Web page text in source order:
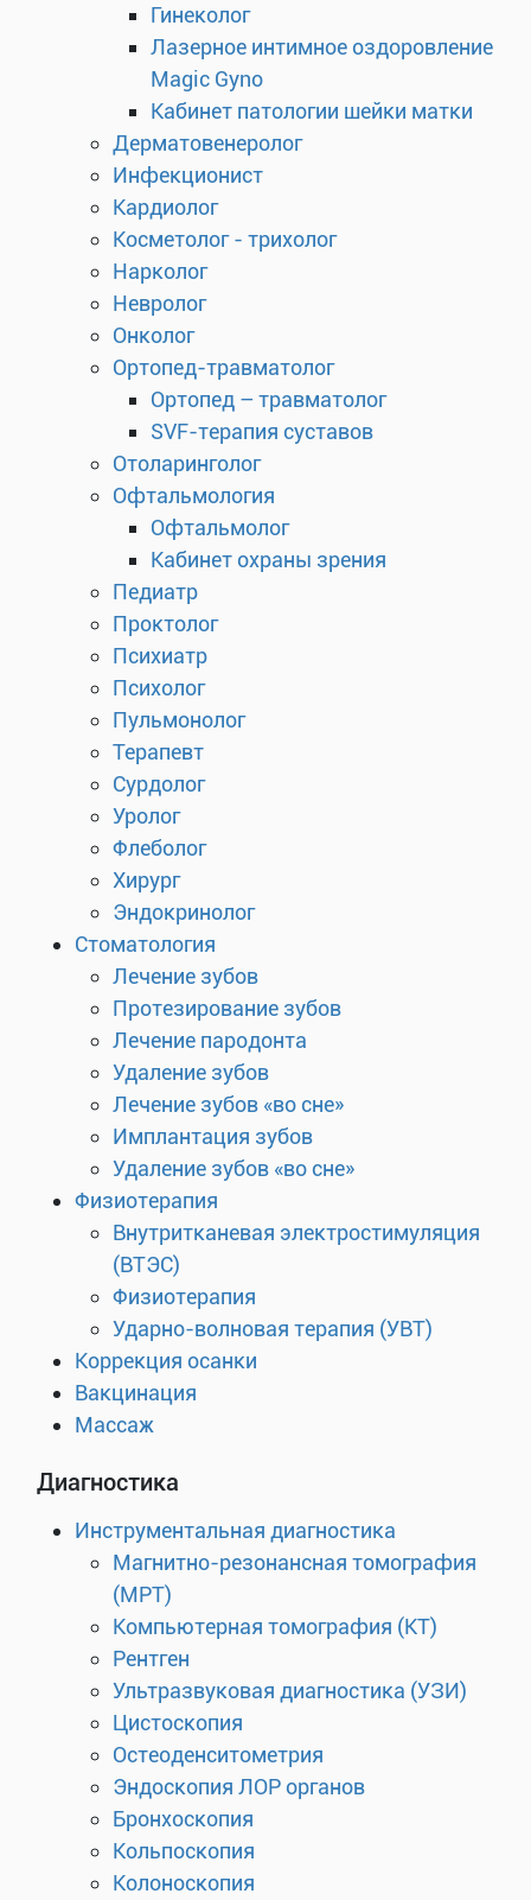
Гинеколог
Лазерное интимное оздоровление
Magic Gyno
Кабинет патологии шейки матки
Дерматовенеролог
Инфекционист
Кардиолог
Косметолог - трихолог
Нарколог
Невролог
Онколог
Ортопед-травматолог
Ортопед – травматолог
SVF-терапия суставов
Отоларинголог
Офтальмология
Офтальмолог
Кабинет охраны зрения
Педиатр
Проктолог
Психиатр
Психолог
Пульмонолог
Терапевт
Сурдолог
Уролог
Флеболог
Хирург
Эндокринолог
Стоматология
Лечение зубов
Протезирование зубов
Лечение пародонта
Удаление зубов
Лечение зубов «во сне»
Имплантация зубов
Удаление зубов «во сне»
Физиотерапия
Внутритканевая электростимуляция
(ВТЭС)
Физиотерапия
Ударно-волновая терапия (УВТ)
Коррекция осанки
Вакцинация
Массаж
Диагностика
Инструментальная диагностика
Магнитно-резонансная томография
(МРТ)
Компьютерная томография (КТ)
Рентген
Ультразвуковая диагностика (УЗИ)
Цистоскопия
Остеоденситометрия
Эндоскопия ЛОР органов
Бронхоскопия
Кольпоскопия
Колоноскопия